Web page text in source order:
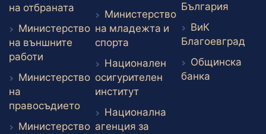
на отбраната Външен линк
Министерство
на външните
работи Външен линк
Министерство
на
правосъдиетоВъншен линк
Министерство
Министерство
на младежта и
спорта Външен линк
Национален
осигурителен
институтВъншен линк
Национална
агенция за
България
ВиК
Благоевград
Общинска
банка